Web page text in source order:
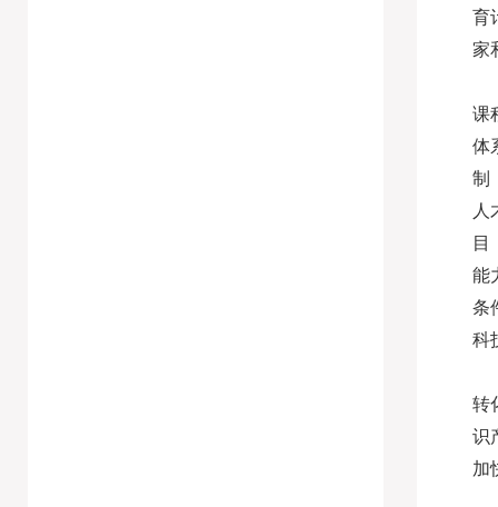
育
家
课
体
制
人
目
能
条
科
转
识
加